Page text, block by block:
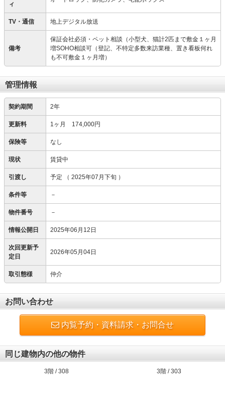
ィ
TV・通信 地上デジタル放送
備考
保証会社必須・ペット相談（小型犬、猫計2匹まで敷金１ヶ月
増SOHO相談可（登記、不特定多数来訪業種、置き看板何れ
も不可敷金１ヶ月増）
管理情報
契約期間 2年
更新料 1ヶ月 174,000円
保険等 なし
現状 賃貸中
引渡し 予定 （ 2025年07月下旬 ）
条件等 －
物件番号 －
情報公開日 2025年06月12日
次回更新予
定日
2026年05月04日
取引態様 仲介
お問い合わせ
内覧予約・資料請求・お問合せ
同じ建物内の他の物件
3階 / 308 3階 / 303